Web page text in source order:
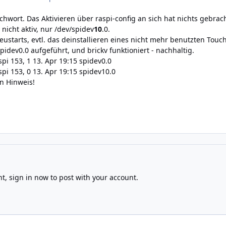
Das Aktivieren über raspi-config an sich hat nichts
nicht aktiv, nur /dev/spidev10.0.
evtl. das deinstallieren eines nicht mehr benutzten
aufgeführt, und brickv funktioniert - nachhaltig.
153, 1 13. Apr 19:15 spidev0.0
153, 0 13. Apr 19:15 spidev10.0
Hinweis!
sign in nowto post with your account.